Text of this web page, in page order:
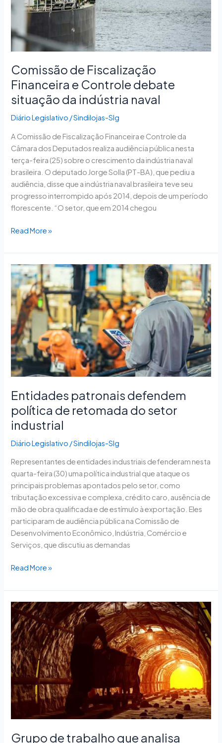
Comissão de Fiscalização
Financeira e Controle debate
situação da indústria naval
Diário Legislativo /Sindilojas-Slg
A Comissão de Fiscalização Financeira e Controle da
Câmara dos Deputados realiza audiência pública nesta
terça-feira (25) sobre o crescimento da indústria naval
brasileira. O deputado Jorge Solla (PT-BA), que pediu a
audiência, disse que a indústria naval brasileira teve seu
progresso interrompido após 2014, depois de um período
florescente. “O setor, que em 2014 chegou
situação
indústria
naval
Read More »
Entidades patronais defendem
política de retomada do setor
industrial
Diário Legislativo /Sindilojas-Slg
Representantes de entidades industriais defenderam nesta
quarta-feira (30) uma política industrial que ataque os
principais problemas apontados pelo setor, como
tributação excessiva e complexa, crédito caro, ausência de
mão de obra qualificada e de estímulo à exportação. Eles
participaram de audiência pública na Comissão de
Desenvolvimento Econômico, Indústria, Comércio e
Serviços, que discutiu as demandas
Entidades
patronais
defendem
política
de
retomada
do
setor
industrial
Read More »
Grupo de trabalho que analisa
Grupo
de
trabalho
que
analisa
Código
de
Mineração
tem
audiência
quinta-